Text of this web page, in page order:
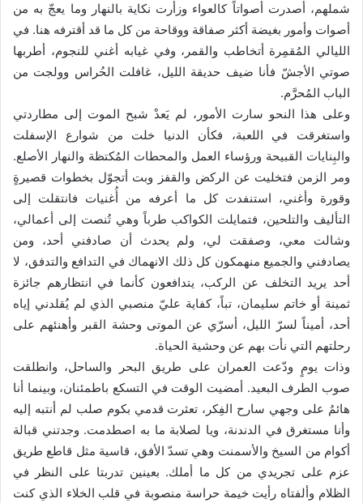
شملهم، أصدرت أصواتاً كالعواء وزأرت نكاية بالنهار وما يعجّ به من
أصوات وأمور بغيضة أكثر صفاقة ووقاحة من كل ما قد أقترفه هنا. في
الليالي المُقمِرة أتخاطب والقمر، وفي غيابه أغني للنجوم، أطربها
صوتي الأجشّ فأنا ضيف حديقة الليل، غافلت الحُراس وولجت من
الباب المُحرَّم.
وعلى هذا النحو سارت الأمور، لم يَعدْ شبح الموت إلى مطاردتي
واستغرقت في اللعبة، فكأن الدنيا خلت من شوارع الإسفلت
والبِنايات القبيحة ورؤساء العمل والمحطات المُكتظة والنهار الأصلع.
ومر الزمن فتخليت عن الركض والقفز وبت أتجوّل بخطوات قصيرةٍ
وقورة وأغني، استنفدت كل ما أعرفه من أُغنيات فانتقلت إلى
التأليف والتلحين، فتمايلت الكواكب طرباً وهي تُنصت إلى أعمالي،
وشالت معي، وصفقت لي، ولم يحدث أن صادفني أحد، ومن
يصادفني والجميع منهمكون كل ذلك الانهماك في التدافع والتدفق، لا
أحد يريد التخلف عن الركب، يتدافعون كأنما في انتظارهم جائزة
ثمينة أو خاتم سليمان، تباً، كفاية عليّ منصبي الذي لم يُقلدني إياه
أحد، أميناً لسرّ الليل، أسرّي عن الموتى وحشة القبر وأهنئهم على
رحلتهم التي نأت بهم عن وحشية الحياة.
وذات يومٍ ودّعت العمران على طريق البحر والساحل، وانطلقت
صوب الطرف البعيد. أمضيت الوقت في التسكع باطمئنان، وبينما أنا
هائمُ على وجهي سارح الفِكر، تعثرت قدمي بكوم صلب لم أنتبه إليه
وأنا مستغرق في الدندنة، ويا لصلابة ما به اصطدمت. وجدتني قبالة
أكوام من السيخ والأسمنت وهي تسدّ الأفق، قاسية مثل قاطع طريق
عزم على تجريدي من كل ما أملك. بعينين تدربتا على النظر في
الظلام وألفتاه رأيت خيمة حراسة منصوبة في قلب الخلاء الذي كنت